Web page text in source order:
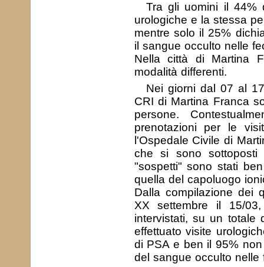
Tra gli uomini il 44%
urologiche e la stessa
mentre solo il 25%
il sangue occulto nelle
Nella città di Martina
modalità differenti.
Nei giorni dal 07 al
CRI di Martina Franca
persone.
prenotazioni per le
l'Ospedale Civile di
che si sono
"sospetti" sono stati
quella del capoluogo
Dalla compilazione dei
XX settembre il 15/
intervistati, su un
effettuato visite
di PSA e ben il 95%
del sangue occulto nelle